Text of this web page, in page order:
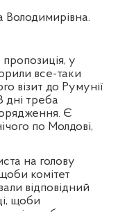
у
все-таки
візит до Румунії
дні треба
Є
по Молдові,
на голову
комітет
відповідний
щоби